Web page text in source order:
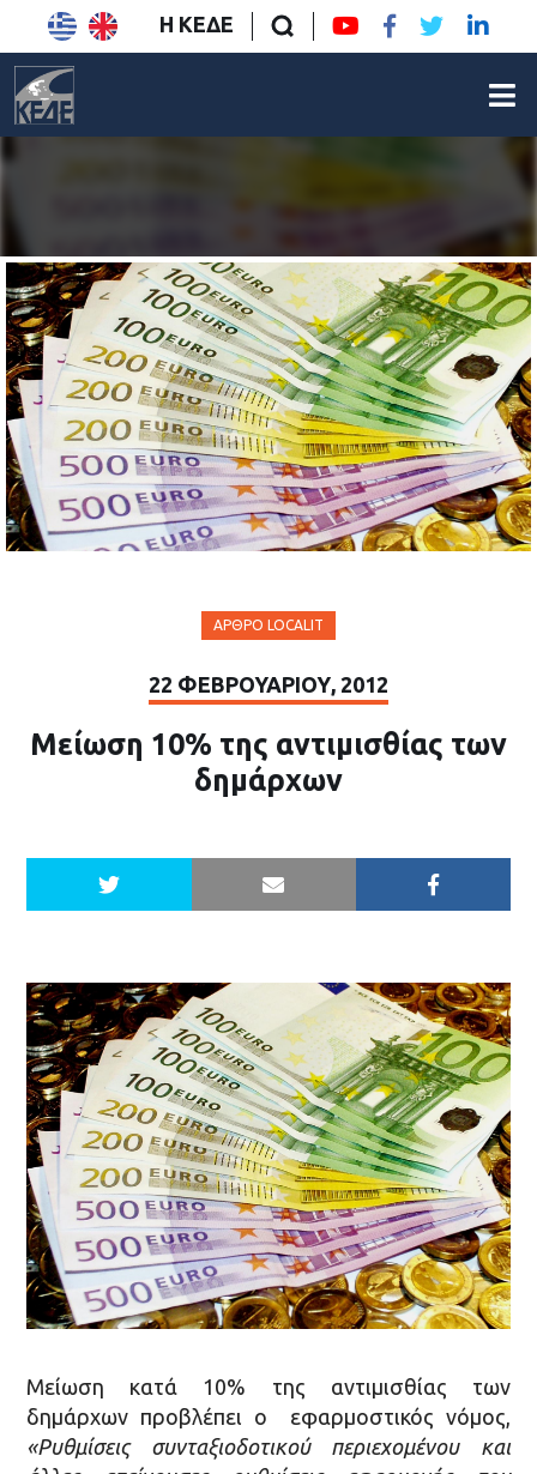
Η ΚΕΔΕ
ΆΡΘΡΟ LOCALIT
22 ΦΕΒΡΟΥΑΡΊΟΥ, 2012
Μείωση 10% της αντιμισθίας των
δημάρχων
Μείωση κατά 10% της αντιμισθίας των
δημάρχων προβλέπει ο εφαρμοστικός νόμος,
«Ρυθμίσεις συνταξιοδοτικού περιεχομένου και